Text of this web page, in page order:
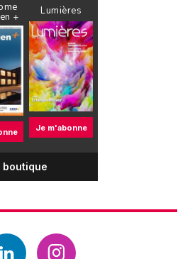
+ Lumières
Je m'abonne
boutique